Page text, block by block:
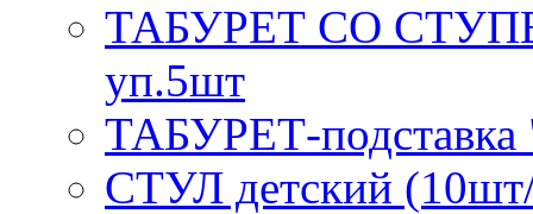
ТАБУРЕТ СО
уп.5шт
ТАБУРЕТ-
СТУЛ детский